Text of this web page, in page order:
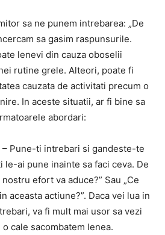
sa ne punem intrebarea: „De
sa gasim raspunsurile.
lenevi din cauza oboselii
rutine grele. Alteori, poate fi
cauzata de activitati precum o
In aceste situatii, ar fi bine sa
abordari:
– Pune-ti intrebari si gandeste-te
le-ai pune inainte sa faci ceva. De
efort va aduce?” Sau „Ce
aceasta actiune?”. Daca vei lua in
va fi mult mai usor sa vezi
cale sacombatem lenea.